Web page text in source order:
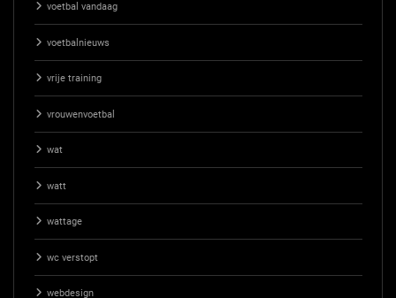
voetbal vandaag
voetbalnieuws
vrije training
vrouwenvoetbal
wat
watt
wattage
wc verstopt
webdesign